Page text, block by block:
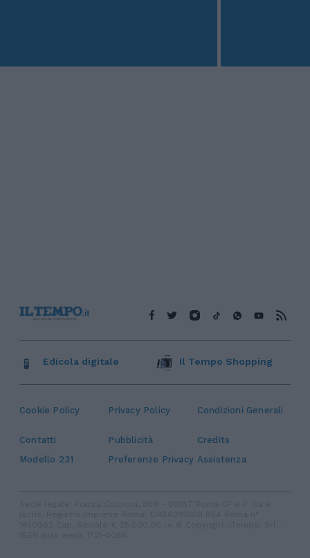
Cookie Policy Privacy Policy Condizioni Generali
Contatti Pubblicità
Credits
Modello 231
Preferenze Privacy Assistenza
Edicola digitale Il Tempo Shopping